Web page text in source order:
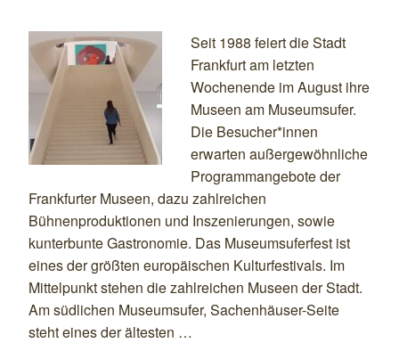
Seit 1988 feiert die Stadt
Frankfurt am letzten
Wochenende im August ihre
Museen am Museumsufer.
Die Besucher*innen
erwarten außergewöhnliche
Programmangebote der
Frankfurter Museen, dazu zahlreichen
Bühnenproduktionen und Inszenierungen, sowie
kunterbunte Gastronomie. Das Museumsuferfest ist
eines der größten europäischen Kulturfestivals. Im
Mittelpunkt stehen die zahlreichen Museen der Stadt.
Am südlichen Museumsufer, Sachenhäuser-Seite
steht eines der ältesten …